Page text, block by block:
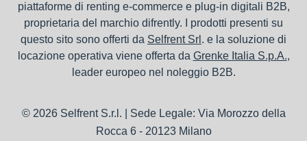
piattaforme di renting e-commerce e plug-in digitali B2B,
proprietaria del marchio difrently. I prodotti presenti su
questo sito sono offerti da Selfrent Srl . e la soluzione di
locazione operativa viene offerta da Grenke Italia S.p.A.,
leader europeo nel noleggio B2B.
© 2026 Selfrent S.r.l. | Sede Legale: Via Morozzo della
Rocca 6 - 20123 Milano